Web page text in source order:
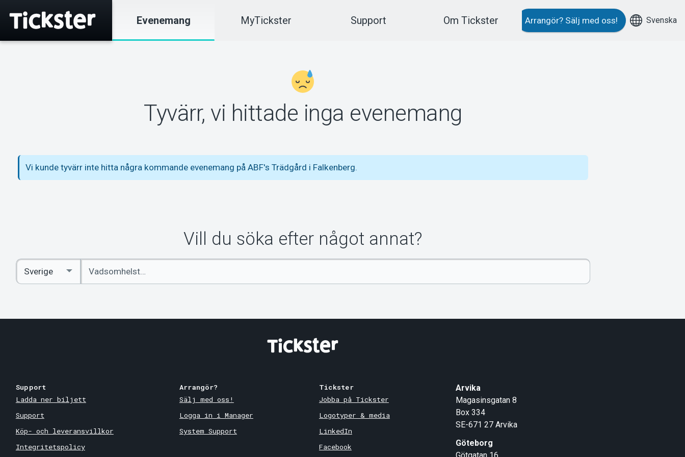
Evenemang MyTickster Support Om Tickster Arrangör? Sälj med oss! Svenska
Tyvärr, vi hittade inga evenemang
Vi kunde tyvärr inte hitta några kommande evenemang på ABF's Trädgård i Falkenberg.
Vill du söka efter något annat?
Ange
sökord
Select
Country
Support
Ladda ner biljett
Support
Köp- och leveransvillkor
Integritetspolicy
Arrangör?
Sälj med oss!
Logga in i Manager
System Support
Tickster
Jobba på Tickster
Logotyper & media
LinkedIn
Facebook
Arvika
Magasinsgatan 8
Box 334
SE-671 27 Arvika
Göteborg